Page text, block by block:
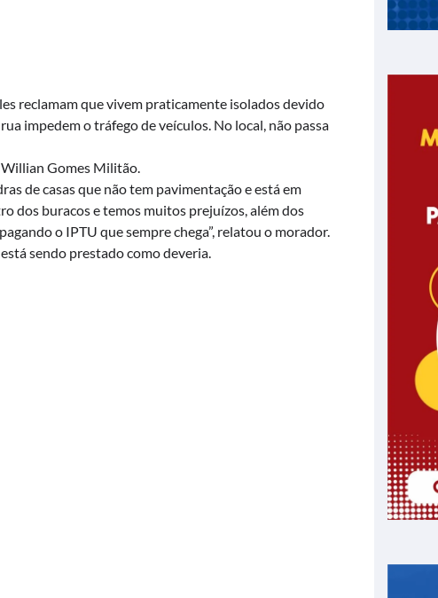
reclamam que vivem praticamente isolados devido
impedem o tráfego de veículos. No local, não passa
Willian Gomes Militão.
de casas que não tem pavimentação e está em
dos buracos e temos muitos prejuízos, além dos
o IPTU que sempre chega”, relatou o morador.
sendo prestado como deveria.